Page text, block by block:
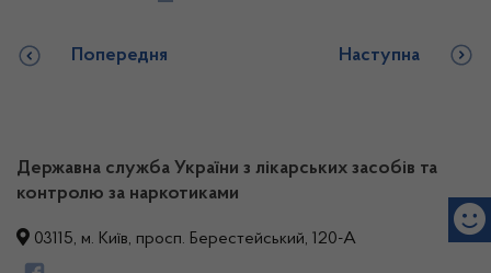
Попередня Наступна
Державна служба України з лікарських засобів та
контролю за наркотиками
03115, м. Київ, просп. Берестейський, 120-А